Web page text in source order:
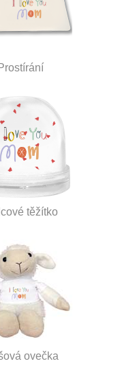
Prostírání
těžítko
ovečka